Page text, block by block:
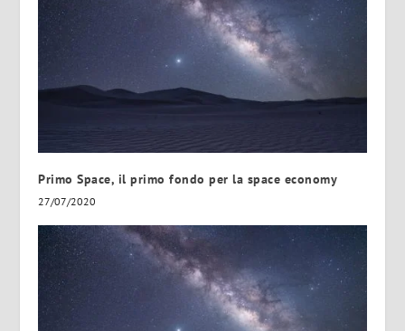
Primo Space, il primo fondo per la space economy
27/07/2020